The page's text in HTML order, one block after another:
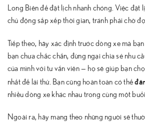
Long Biên để đặt lịch nhanh chóng. Việc
chủ động sắp xếp thời gian, tránh phải chờ
Tiếp theo, hãy xác định trước dòng xe mà
bạn chưa chắc chắn, đừng ngại chia sẻ nhu
của mình với tư vấn viên — họ sẽ giúp bạn
nhất để lái thử. Bạn cũng hoàn toàn có thể
nhiều dòng xe khác nhau trong cùng một buổi
Ngoài ra, hãy mang theo những người sẽ